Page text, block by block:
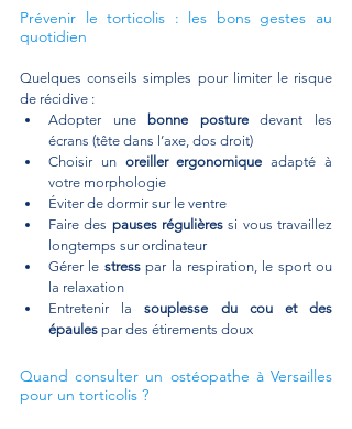
Prévenir le torticolis : les bons gestes au
quotidien
Quelques conseils simples pour limiter le risque
de récidive :
Adopter une
bonne posture devant les
écrans (tête dans l’axe, dos droit)
Choisir un oreiller ergonomique adapté à
votre morphologie
Éviter de dormir sur le ventre
Faire des pauses régulières si vous travaillez
longtemps sur ordinateur
Gérer le stress par la respiration, le sport ou
la relaxation
Entretenir la souplesse du cou et des
épaules par des étirements doux
Quand consulter un ostéopathe à Versailles
pour un torticolis ?